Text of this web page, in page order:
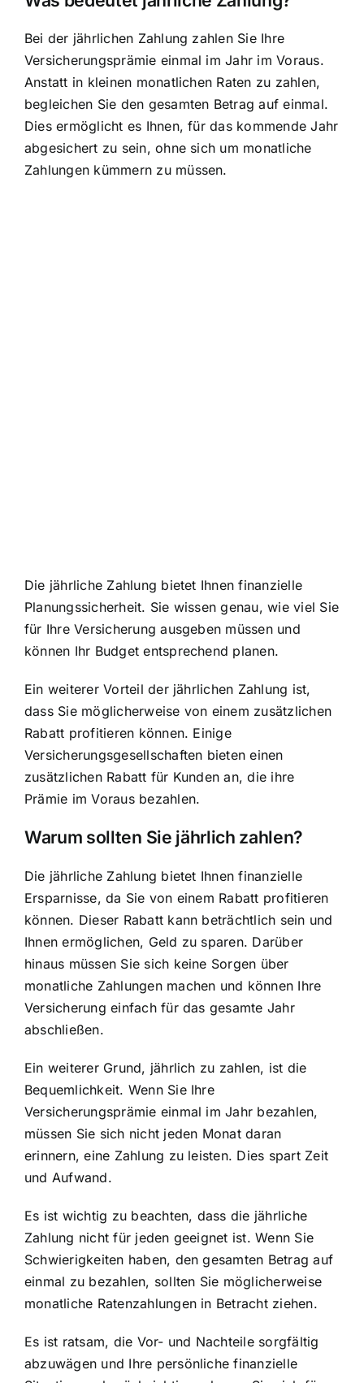
Bei der jährlichen Zahlung zahlen Sie Ihre
Versicherungsprämie einmal im Jahr im Voraus.
Anstatt in kleinen monatlichen Raten zu zahlen,
begleichen Sie den gesamten Betrag auf einmal.
Dies ermöglicht es Ihnen, für das kommende Jahr
abgesichert zu sein, ohne sich um monatliche
Zahlungen kümmern zu müssen.
Die jährliche Zahlung bietet Ihnen finanzielle
Planungssicherheit. Sie wissen genau, wie viel Sie
für Ihre Versicherung ausgeben müssen und
können Ihr Budget entsprechend planen.
Ein weiterer Vorteil der jährlichen Zahlung ist,
dass Sie möglicherweise von einem zusätzlichen
Rabatt profitieren können. Einige
Versicherungsgesellschaften bieten einen
zusätzlichen Rabatt für Kunden an, die ihre
Prämie im Voraus bezahlen.
Warum sollten Sie jährlich zahlen?
Die jährliche Zahlung bietet Ihnen finanzielle
Ersparnisse, da Sie von einem Rabatt profitieren
können. Dieser Rabatt kann beträchtlich sein und
Ihnen ermöglichen, Geld zu sparen. Darüber
hinaus müssen Sie sich keine Sorgen über
monatliche Zahlungen machen und können Ihre
Versicherung einfach für das gesamte Jahr
abschließen.
Ein weiterer Grund, jährlich zu zahlen, ist die
Bequemlichkeit. Wenn Sie Ihre
Versicherungsprämie einmal im Jahr bezahlen,
müssen Sie sich nicht jeden Monat daran
erinnern, eine Zahlung zu leisten. Dies spart Zeit
und Aufwand.
Es ist wichtig zu beachten, dass die jährliche
Zahlung nicht für jeden geeignet ist. Wenn Sie
Schwierigkeiten haben, den gesamten Betrag auf
einmal zu bezahlen, sollten Sie möglicherweise
monatliche Ratenzahlungen in Betracht ziehen.
Es ist ratsam, die Vor- und Nachteile sorgfältig
abzuwägen und Ihre persönliche finanzielle